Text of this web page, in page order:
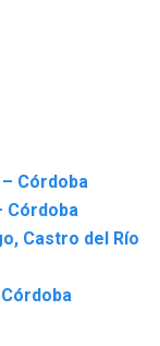
Córdoba
Córdoba
Castro del Río